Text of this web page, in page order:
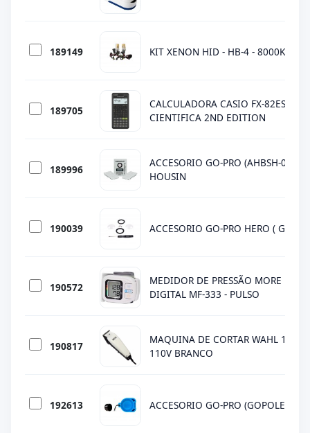
189149 KIT XENON HID - HB-4 - 8000K -
189705
CALCULADORA CASIO FX-82ES PLUS
CIENTIFICA 2ND EDITION
189996
ACCESORIO GO-PRO (AHBSH-001)
HOUSIN
190039 ACCESORIO GO-PRO HERO (
190572
MEDIDOR DE PRESSÃO MORE
DIGITAL MF-333 - PULSO
190817
MAQUINA DE CORTAR WAHL 18
110V BRANCO
192613 ACCESORIO GO-PRO (GOPOLE